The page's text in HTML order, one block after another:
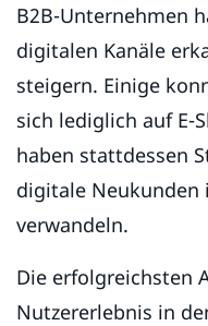
B2B-Unternehmen
digitalen Kanäle
steigern. Einige
sich lediglich auf E-
haben stattdessen
digitale Neukunden
verwandeln.
Die erfolgreichsten
Nutzererlebnis in